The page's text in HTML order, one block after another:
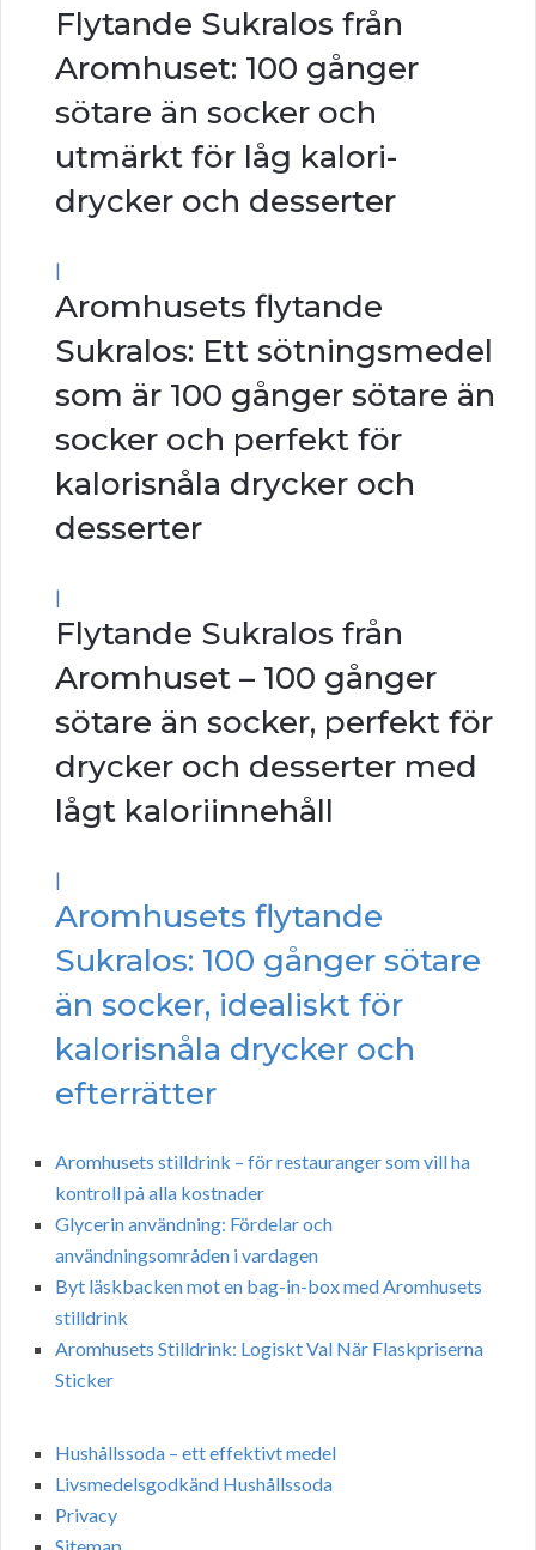
Flytande Sukralos från
Aromhuset: 100 gånger
sötare än socker och
utmärkt för låg kalori-
drycker och desserter
|
Aromhusets flytande
Sukralos: Ett sötningsmedel
som är 100 gånger sötare än
socker och perfekt för
kalorisnåla drycker och
desserter
|
Flytande Sukralos från
Aromhuset – 100 gånger
sötare än socker, perfekt för
drycker och desserter med
lågt kaloriinnehåll
|
Aromhusets flytande
Sukralos: 100 gånger sötare
än socker, idealiskt för
kalorisnåla drycker och
efterrätter
Aromhusets stilldrink – för restauranger som vill ha
kontroll på alla kostnader
Glycerin användning: Fördelar och
användningsområden i vardagen
Byt läskbacken mot en bag-in-box med Aromhusets
stilldrink
Aromhusets Stilldrink: Logiskt Val När Flaskpriserna
Sticker
Hushållssoda – ett effektivt medel
Livsmedelsgodkänd Hushållssoda
Privacy